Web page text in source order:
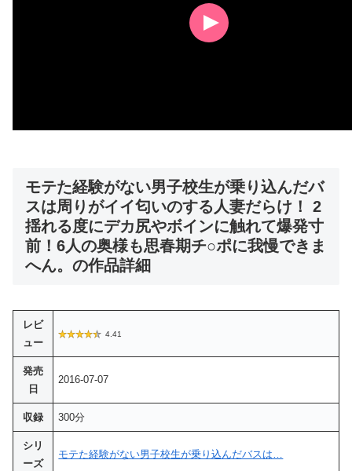
モテた経験がない男子校生が乗り込んだバ
スは周りがイイ匂いのする人妻だらけ！ 2
揺れる度にデカ尻やボインに触れて爆発寸
前！6人の奥様も思春期チ○ポに我慢できま
へん。の作品詳細
レビ
ュー
4.41
発売
日
2016-07-07
収録 300分
シリ
ーズ
モテた経験がない男子校生が乗り込んだバスは…